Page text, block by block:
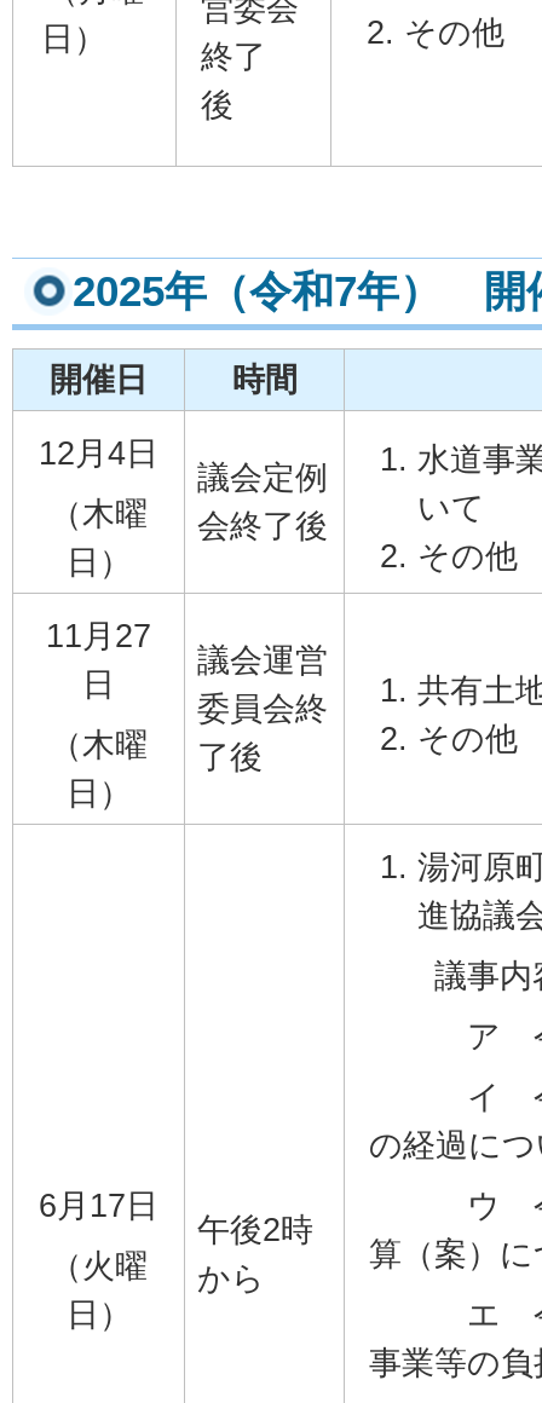
日）
営委会
終了
後
2025年（令和7年） 開
開催日
時間
12月4日
（木曜
日）
議会定例
会終了後
水道事
いて
その他
11月27
日
（木曜
日）
議会運営
委員会終
了後
共有土
その他
6月17日
（火曜
日）
午後2時
から
湯河原
進協議
議事内
ア 令和
イ 令和
の経過に
ウ 令和
算（案）
エ 令和
事業等の負